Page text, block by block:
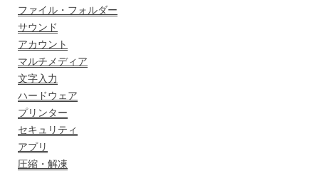
ファイル・フォルダー
サウンド
アカウント
マルチメディア
文字入力
ハードウェア
プリンター
セキュリティ
アプリ
圧縮・解凍